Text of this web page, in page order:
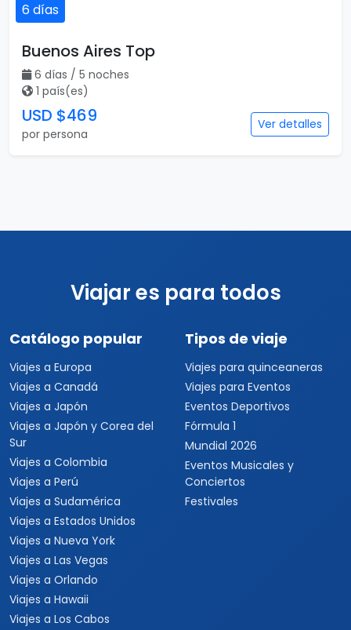
6 días
Buenos Aires Top
6 días / 5 noches
1 país(es)
USD $469
por persona
Ver detalles
Viajar es para todos
Catálogo popular
Viajes a Europa
Viajes a Canadá
Viajes a Japón
Viajes a Japón y Corea del
Sur
Viajes a Colombia
Viajes a Perú
Viajes a Sudamérica
Viajes a Estados Unidos
Viajes a Nueva York
Viajes a Las Vegas
Viajes a Orlando
Viajes a Hawaii
Viajes a Los Cabos
Tipos de viaje
Viajes para quinceaneras
Viajes para Eventos
Eventos Deportivos
Fórmula 1
Mundial 2026
Eventos Musicales y
Conciertos
Festivales